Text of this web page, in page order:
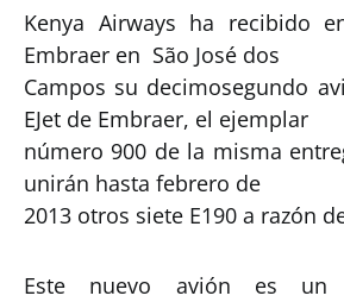
Kenya Airways ha recibido
Embraer en São José dos
Campos su decimosegundo
EJet de Embraer, el ejemplar
número 900 de la misma
unirán hasta febrero de
2013 otros siete E190 a razón
Este nuevo avión es un